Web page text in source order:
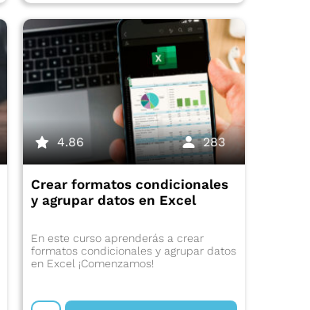
4.86 283
Crear formatos condicionales
y agrupar datos en Excel
En este curso aprenderás a crear
formatos condicionales y agrupar datos
en Excel ¡Comenzamos!